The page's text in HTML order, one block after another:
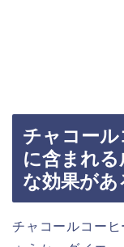
チャコール
に含まれ
な効果があ
チャコールコー